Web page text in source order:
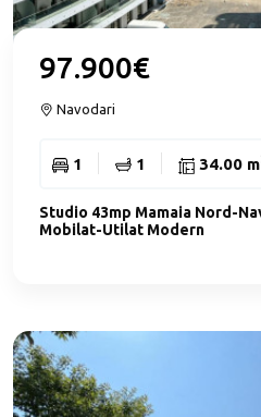
97.900€
Navodari
1 1 34.00 m
Studio 43mp Mamaia Nord-
Mobilat-Utilat Modern